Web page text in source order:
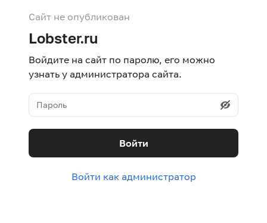
Сайт не опубликован
Lobster.ru
Войдите на сайт по паролю, его можно
узнать у администратора сайта.
Войти
Войти как администратор